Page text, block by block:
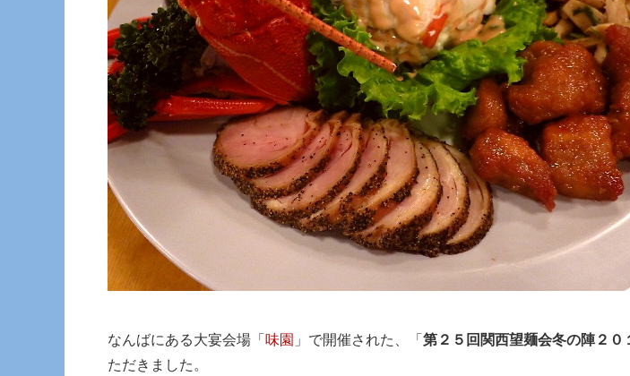
なんばにある大宴会場「 味園 」で開催された、「 第２５回関西望麺会冬の陣２０
ただきました。